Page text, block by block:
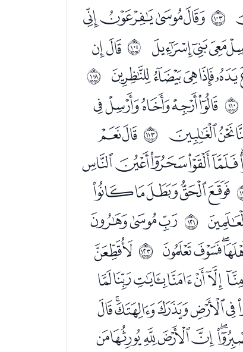
ﱦ ﯱﯲﯳﯴ
ﱨ ﭥﭦ
ﱫ
ﱭ ﮒﮓﮔﮕﮖ
ﱰ ﮫﮬ
ﯸﯹﯺﯻﯼ
ﱸ ﭖﭗﭘ
ﱺ ﭰ